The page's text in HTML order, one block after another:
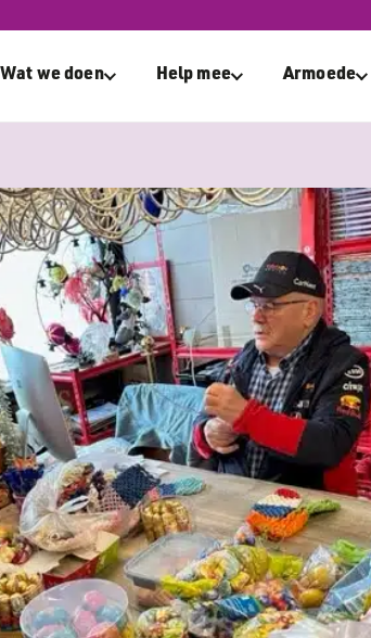
Wat we doen Help mee Armoede